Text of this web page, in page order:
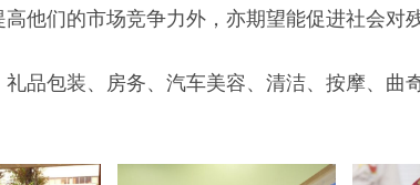
他们的市场竞争力外，亦期望能促进社会对
品包装、房务、汽车美容、清洁、按摩、曲